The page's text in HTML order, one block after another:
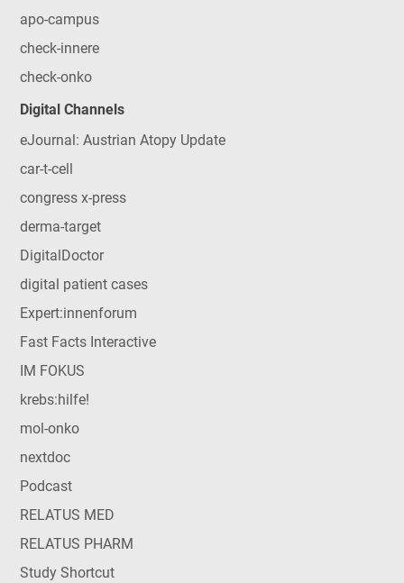
apo-campus
check-innere
check-onko
Digital Channels
eJournal: Austrian Atopy Update
car-t-cell
congress x-press
derma-target
DigitalDoctor
digital patient cases
Expert:innenforum
Fast Facts Interactive
IM FOKUS
krebs:hilfe!
mol-onko
nextdoc
Podcast
RELATUS MED
RELATUS PHARM
Study Shortcut